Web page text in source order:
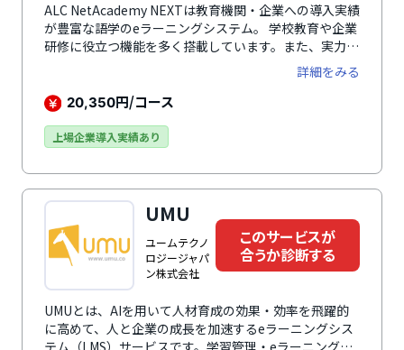
ALC NetAcademy NEXTは教育機関・企業への導入実績
が豊富な語学のeラーニングシステム。 学校教育や企業
研修に役立つ機能を多く搭載しています。また、実力テ
ストや模擬試験（テスト対策系のコース）も用意してお
詳細をみる
20,350円/コース
上場企業導入実績あり
UMU
ユームテクノ
ロジージャパ
ン株式会社
このサービスが
合うか診断する
UMUとは、AIを用いて人材育成の効果・効率を飛躍的
に高めて、人と企業の成長を加速するeラーニングシス